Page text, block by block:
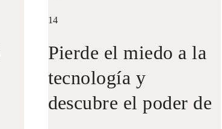
14
Pierde el miedo a la
tecnología y
descubre el poder de